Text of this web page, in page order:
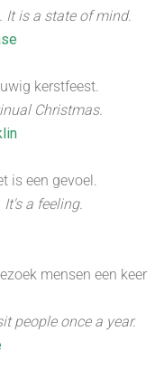
It is a state of mind.
kerstfeest.
Christmas.
is een gevoel.
a feeling.
mensen een keer
people once a year.